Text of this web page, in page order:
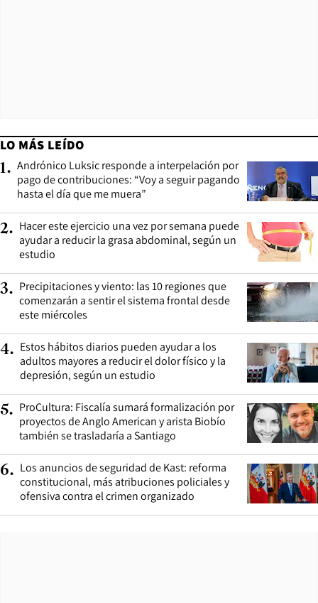
LO MÁS LEÍDO
1. Andrónico Luksic responde a interpelación por
pago de contribuciones: “Voy a seguir pagando
hasta el día que me muera”
2. Hacer este ejercicio una vez por semana puede
ayudar a reducir la grasa abdominal, según un
estudio
3. Precipitaciones y viento: las 10 regiones que
comenzarán a sentir el sistema frontal desde
este miércoles
4. Estos hábitos diarios pueden ayudar a los
adultos mayores a reducir el dolor físico y la
depresión, según un estudio
5. ProCultura: Fiscalía sumará formalización por
proyectos de Anglo American y arista Biobío
también se trasladaría a Santiago
6. Los anuncios de seguridad de Kast: reforma
constitucional, más atribuciones policiales y
ofensiva contra el crimen organizado